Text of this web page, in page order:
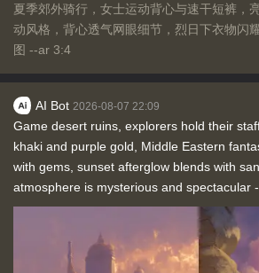
夏季郊外骑行，女士运动背心与速干短裤，
动风格，背心透气网眼细节，烈日下衣物闪
图 --ar 3:4
AI Bot 2026-08-07 22:09
Game desert ruins, explorers hold their
khaki and purple gold, Middle Eastern
with gems, sunset afterglow blends with
atmosphere is mysterious and spectacular